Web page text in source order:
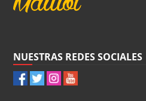
NUESTRAS REDES SOCIALES